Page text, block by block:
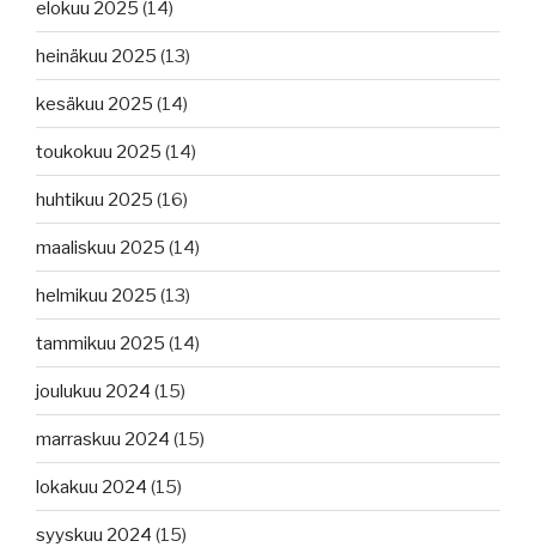
elokuu 2025 (14)
heinäkuu 2025 (13)
kesäkuu 2025 (14)
toukokuu 2025 (14)
huhtikuu 2025 (16)
maaliskuu 2025 (14)
helmikuu 2025 (13)
tammikuu 2025 (14)
joulukuu 2024 (15)
marraskuu 2024 (15)
lokakuu 2024 (15)
syyskuu 2024 (15)